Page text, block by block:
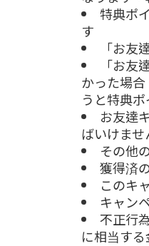
特典ポ
す
「お
「お
かった場
うと特典
お友達
ばいけませ
その他
獲得済
このキ
キャン
不正行
に相当す